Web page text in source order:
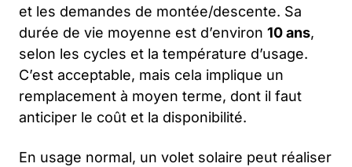
et les demandes de montée/descente. Sa
durée de vie moyenne est d’environ 10 ans,
selon les cycles et la température d’usage.
C’est acceptable, mais cela implique un
remplacement à moyen terme, dont il faut
anticiper le coût et la disponibilité.
En usage normal, un volet solaire peut réaliser